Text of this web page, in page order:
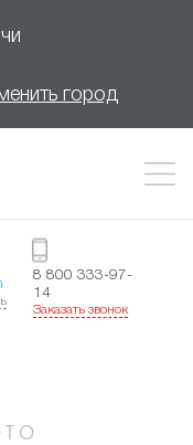
город
8 800 333-97-
14
Заказать звонок